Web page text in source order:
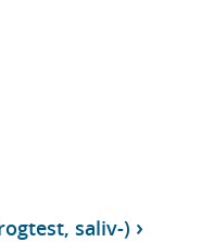
saliv-)